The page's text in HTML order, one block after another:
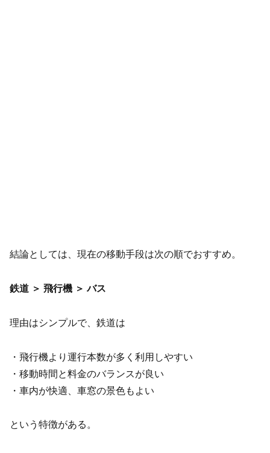
結論としては、現在の移動手段は次の順でおすすめ。
鉄道 ＞ 飛行機 ＞ バス
理由はシンプルで、鉄道は
・飛行機より運行本数が多く利用しやすい
・移動時間と料金のバランスが良い
・車内が快適、車窓の景色もよい
という特徴がある。